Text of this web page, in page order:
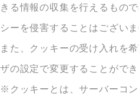
きる情報の収集を行えるもの
シーを侵害することはございま
また、クッキーの受け入れを
ザの設定で変更することができ
※クッキーとは、サーバーコ